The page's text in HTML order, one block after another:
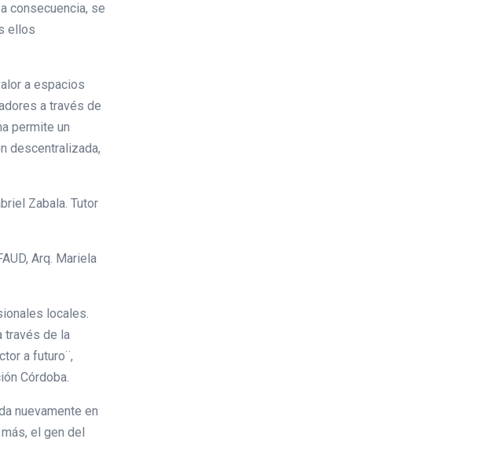
consecuencia, se
ellos
a espacios
a través de
permite un
descentralizada,
Zabala. Tutor
Arq. Mariela
locales.
través de la
a futuro¨,
Córdoba.
nuevamente en
el gen del